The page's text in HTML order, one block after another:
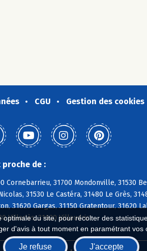
du site, pour récolter des
d'avis à tout moment en paramétrant vos
Je refuse J'accepte
CGU Gestion des cookies
proche de :
Cornebarrieu, 31700 Mondonville, 31530
31530 Le Castéra, 31480 Le Grès,
31620 Gargas, 31150 Gratentour, 31620
Villariès, 31620 Villaudric